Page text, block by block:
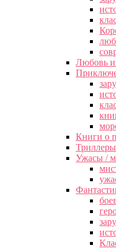
Любовь
Книги о
Триллеры
Ужасы /